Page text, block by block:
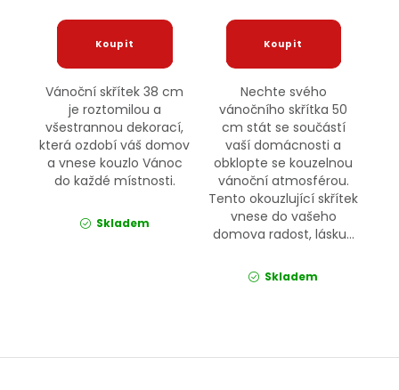
Vánoční skřítek 38 cm
je roztomilou a
všestrannou dekorací,
která ozdobí váš domov
a vnese kouzlo Vánoc
do každé místnosti.
Skladem
Nechte svého
vánočního skřítka 50
cm stát se součástí
vaší domácnosti a
obklopte se kouzelnou
vánoční atmosférou.
Tento okouzlující skřítek
vnese do vašeho
domova radost, lásku...
Skladem